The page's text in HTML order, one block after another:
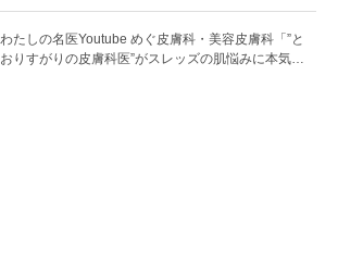
わたしの名医Youtube めぐ皮膚科・美容皮膚科「”と
おりすがりの皮膚科医”がスレッズの肌悩みに本気で